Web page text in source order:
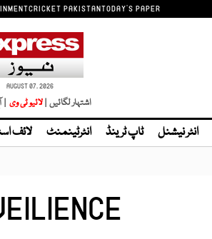
CRICKET PAKISTANTODAY'S PAPER
AUGUST 07, 2026
اشتہار لگائیں | |
انٹر نیشنل ٹاپ ٹرینڈ انٹرٹینمنٹ لائف